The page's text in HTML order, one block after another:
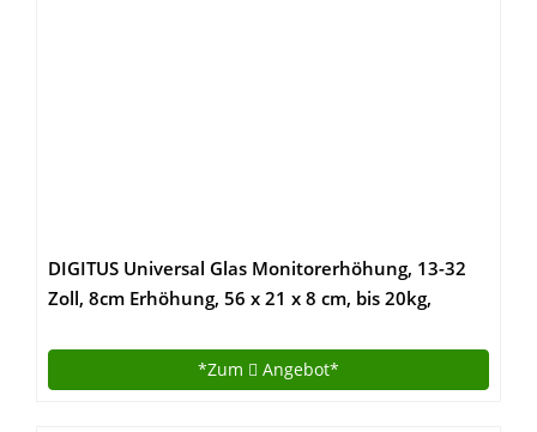
DIGITUS Universal Glas Monitorerhöhung, 13-32
Zoll, 8cm Erhöhung, 56 x 21 x 8 cm, bis 20kg,
*Zum Angebot*